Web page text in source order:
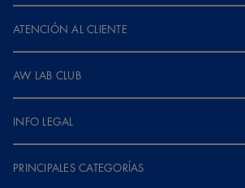
ATENCIÓN AL CLIENTE
AW LAB CLUB
INFO LEGAL
PRINCIPALES CATEGORÍAS